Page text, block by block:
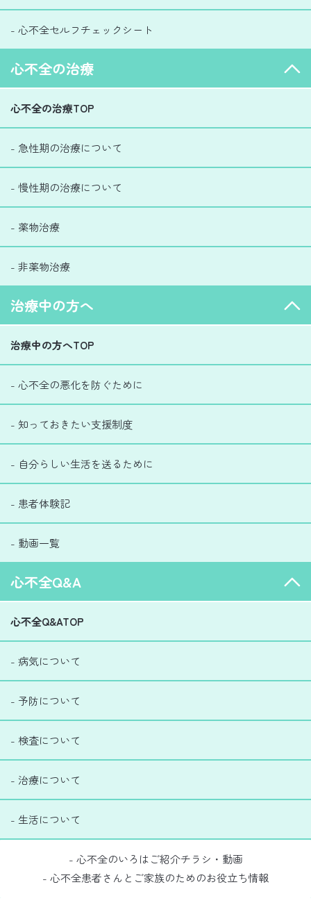
- 心不全セルフチェックシート
心不全の治療
心不全の治療TOP
- 急性期の治療について
- 慢性期の治療について
- 薬物治療
- 非薬物治療
治療中の方へ
治療中の方へTOP
- 心不全の悪化を防ぐために
- 知っておきたい支援制度
- 自分らしい生活を送るために
- 患者体験記
- 動画一覧
心不全Q&A
心不全Q&ATOP
- 病気について
- 予防について
- 検査について
- 治療について
- 生活について
- 心不全のいろはご紹介チラシ・動画
- 心不全患者さんとご家族のためのお役立ち情報